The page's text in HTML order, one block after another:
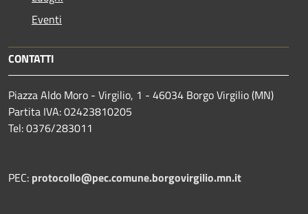
Eventi
CONTATTI
Piazza Aldo Moro - Virgilio, 1 - 46034 Borgo Virgilio (MN)
Partita IVA: 02423810205
Tel: 0376/283011
PEC: protocollo@pec.comune.borgovirgilio.mn.it